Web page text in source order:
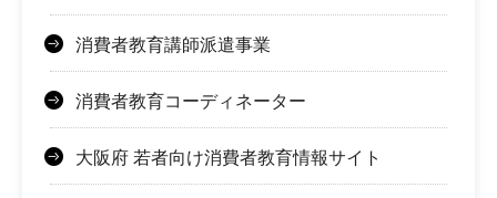
消費者教育講師派遣事業
消費者教育コーディネーター
大阪府 若者向け消費者教育情報サイト